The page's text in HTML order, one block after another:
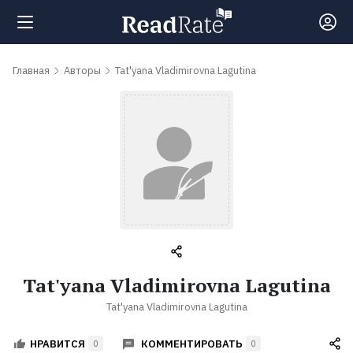
Поиск
обсуждаемые
Главная Авторы Tat'yana Vladimirovna Lagutina
Tat'yana Vladimirovna Lagutina
Tat'yana Vladimirovna Lagutina
НРАВИТСЯ 0 КОММЕНТИРОВАТЬ 0